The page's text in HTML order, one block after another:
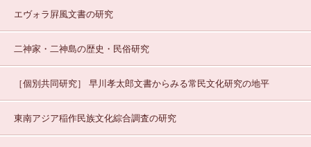
エヴォラ屛風文書の研究
二神家・二神島の歴史・民俗研究
［個別共同研究］ 早川孝太郎文書からみる常民文化研究の地平
東南アジア稲作民族文化綜合調査の研究